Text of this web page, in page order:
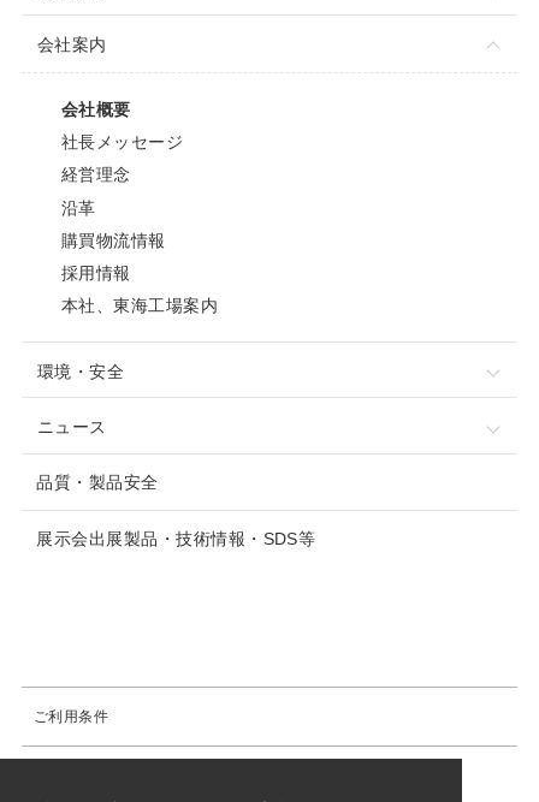
会社案内
会社概要
社長メッセージ
経営理念
沿革
購買物流情報
採用情報
本社、東海工場案内
環境・安全
ニュース
品質・製品安全
展示会出展製品・技術情報・SDS等
ご利用条件